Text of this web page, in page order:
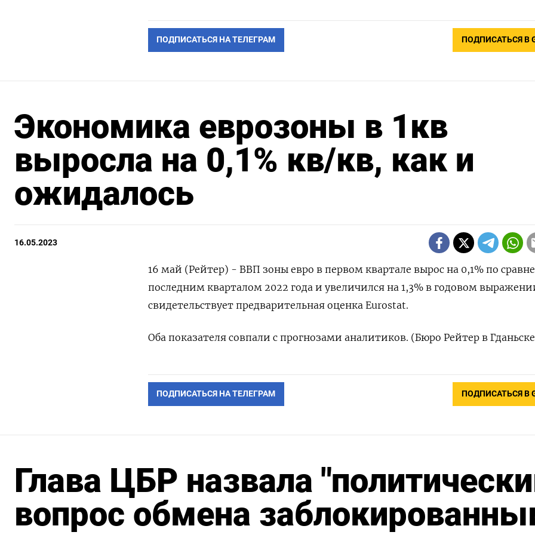
ПОДПИСАТЬСЯ НА ТЕЛЕГРАМ ПОДПИСАТЬСЯ В
Экономика еврозоны в 1кв
выросла на 0,1% кв/кв, как и
ожидалось
16.05.2023
16 май (Рейтер) - ВВП зоны евро в первом квартале вырос на 0,1% по
последним кварталом 2022 года и увеличился на 1,3% в годовом
свидетельствует предварительная оценка Eurostat.
Оба показателя совпали с прогнозами аналитиков. (Бюро Рейтер в
ПОДПИСАТЬСЯ НА ТЕЛЕГРАМ ПОДПИСАТЬСЯ В
Глава ЦБР назвала
вопрос обмена